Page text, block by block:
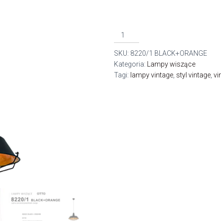
ilość
8220/1
zwis
1pł.E27
BLACK+ORANGE
SKU: 8220/1 BLACK+ORANGE
Kategoria:
Lampy wiszące
Tagi: lampy vintage styl vintage